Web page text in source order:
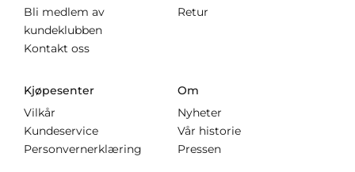
Bli medlem av
kundeklubben
Kontakt oss
Retur
Kjøpesenter
Vilkår
Kundeservice
Personvernerklæring
Om
Nyheter
Vår historie
Pressen